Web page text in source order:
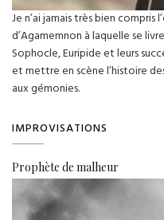
Je n’ai jamais très bien
d’Agamemnon à laquelle se
Sophocle, Euripide et leurs
et mettre en scène l’histoire
aux gémonies.
IMPROVISATIONS
Prophète de malheur